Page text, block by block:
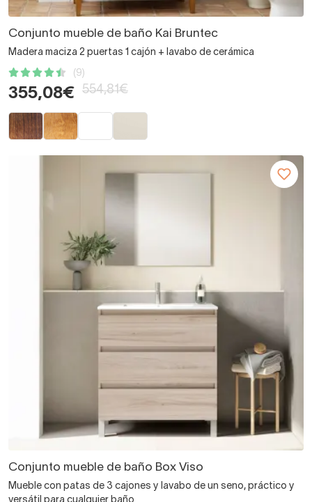
Conjunto mueble de baño Kai Bruntec
Madera maciza 2 puertas 1 cajón + lavabo de cerámica
(9)
355,08€ 554,81€
Conjunto mueble de baño Box Viso
Mueble con patas de 3 cajones y lavabo de un seno, práctico y